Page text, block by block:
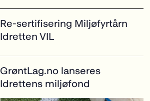
Re-sertifisering Miljøfyrtårn
Idretten VIL
GrøntLag.no lanseres
Idrettens miljøfond